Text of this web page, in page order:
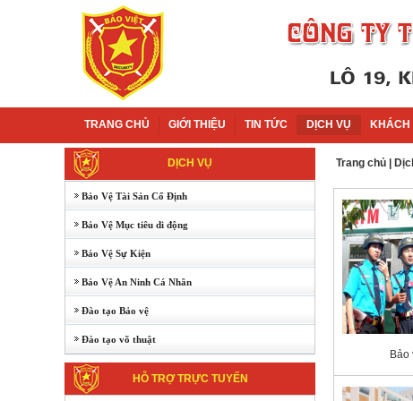
TRANG CHỦ GIỚI THIỆU TIN TỨC DỊCH VỤ KHÁCH
DỊCH VỤ
Bảo Vệ Tài Sản Cố Định
Bảo Vệ Mục tiêu di động
Bảo Vệ Sự Kiện
Bảo Vệ An Ninh Cá Nhân
Đào tạo Bảo vệ
Đào tạo võ thuật
HỖ TRỢ TRỰC TUYẾN
Trang chủ
Bảo